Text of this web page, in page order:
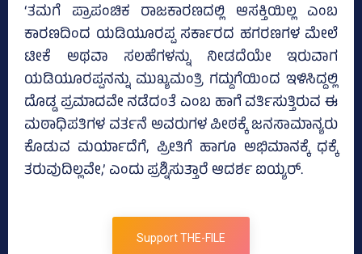
‘ತಮಗೆ ಪ್ರಾಪಂಚಿಕ ರಾಜಕಾರಣದಲ್ಲಿ ಆಸಕ್ತಿಯಿಲ್ಲ ಎಂಬ
ಕಾರಣದಿಂದ ಯಡಿಯೂರಪ್ಪ ಸರ್ಕಾರದ ಹಗರಣಗಳ ಮೇಲೆ
ಟೀಕೆ ಅಥವಾ ಸಲಹೆಗಳನ್ನು ನೀಡದೆಯೇ ಇರುವಾಗ
ಯಡಿಯೂರಪ್ಪನನ್ನು ಮುಖ್ಯಮಂತ್ರಿ ಗದ್ದುಗೆಯಿಂದ ಇಳಿಸಿದ್ದಲ್ಲಿ
ದೊಡ್ಡ ಪ್ರಮಾದವೇ ನಡೆದಂತೆ ಎಂಬ ಹಾಗೆ ವರ್ತಿಸುತ್ತಿರುವ ಈ
ಮಠಾಧಿಪತಿಗಳ ವರ್ತನೆ ಅವರುಗಳ ಪೀಠಕ್ಕೆ ಜನಸಾಮಾನ್ಯರು
ಕೊಡುವ ಮರ್ಯಾದೆಗೆ, ಪ್ರೀತಿಗೆ‌ ಹಾಗೂ ಅಭಿಮಾನಕ್ಕೆ ಧಕ್ಕೆ
ತರುವುದಿಲ್ಲವೇ,’ ಎಂದು ಪ್ರಶ್ನಿಸುತ್ತಾರೆ ಆದರ್ಶ ಐಯ್ಯರ್‌.
Support THE-FILE